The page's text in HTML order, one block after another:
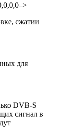
сжатии
для
DVB-S
сигнал в